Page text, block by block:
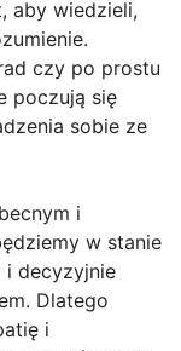
aby wiedzieli,
czy po prostu
poczują się
sobie ze
i
w stanie
i decyzyjnie
Dlatego
i